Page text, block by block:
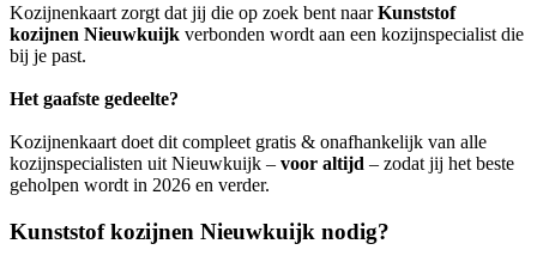
Kozijnenkaart zorgt dat jij die op zoek bent naarKunststof
kozijnen Nieuwkuijk verbonden wordt aan een kozijnspecialist die
bij je past.
Het gaafste gedeelte?
Kozijnenkaart doet dit compleet gratis & onafhankelijk van alle
kozijnspecialisten uit Nieuwkuijk – voor altijd – zodat jij het beste
geholpen wordt in 2026 en verder.
Kunststof kozijnen Nieuwkuijk nodig?